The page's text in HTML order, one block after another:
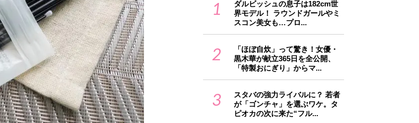
1
ダルビッシュの息子は182cm世
界モデル！ ラウンドガールやミ
スコン美女も…プロ...
2
「ほぼ自炊」って驚き！女優・
黒木華が献立365日を全公開、
「特製おにぎり」からマ...
3
スタバの強力ライバルに？ 若者
が「ゴンチャ」を選ぶワケ。タ
ピオカの次に来た“フル...